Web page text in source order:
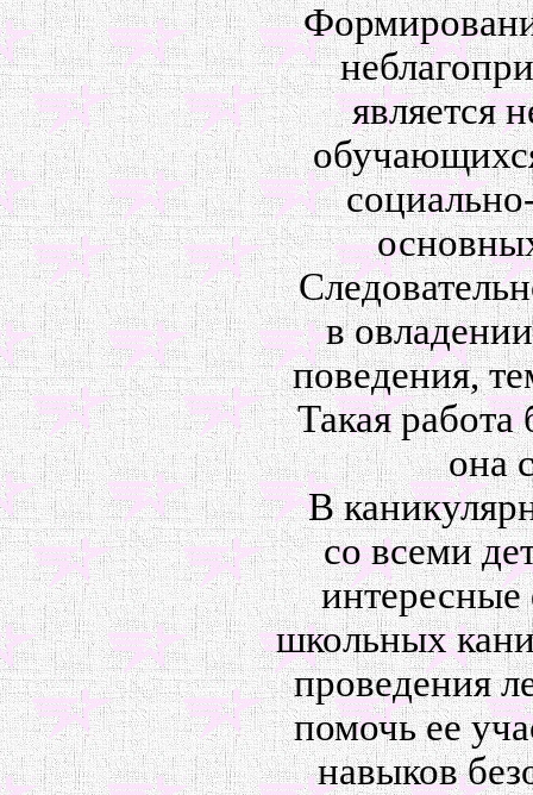
является
в
поведения,
Такая работа
она
В
со всеми
школьных
проведения
помочь ее
навыков